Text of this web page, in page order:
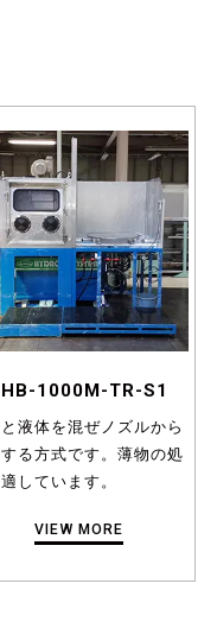
1000M-TR-S1
液体を混ぜノズルから
る方式です。薄物の処
しています。
VIEW MORE